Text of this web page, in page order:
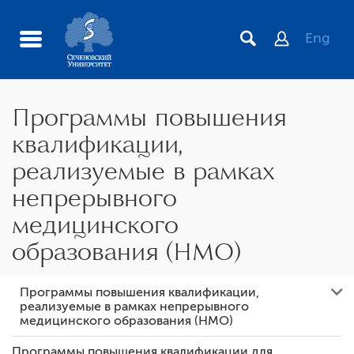
Eng
Программы повышения
квалификации,
реализуемые в рамках
непрерывного
медицинского
образования (НМО)
Международные и межрегиональные контакты
Краткосрочные программы повышения квалификации,
реализуемые в рамках непрерывного медицинского
Программы повышения квалификации,
реализуемые в рамках непрерывного
медицинского образования (НМО)